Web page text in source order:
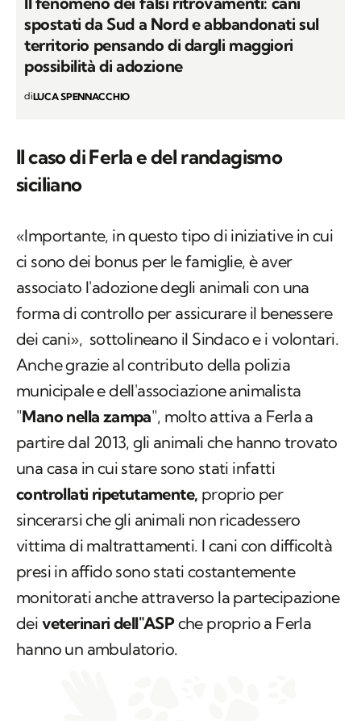
spostati da Sud a Nord e abbandonati sul
territorio pensando di dargli maggiori
possibilità di adozione
diLUCA SPENNACCHIO
Il caso di Ferla e del randagismo
siciliano
«Importante, in questo tipo di iniziative in cui
ci sono dei bonus per le famiglie, è aver
associato l'adozione degli animali con una
forma di controllo per assicurare il benessere
dei cani», sottolineano il Sindaco e i volontari.
Anche grazie al contributo della polizia
municipale e dell'associazione animalista
"Mano nella zampa", molto attiva a Ferla a
partire dal 2013, gli animali che hanno trovato
una casa in cui stare sono stati infatti
controllati ripetutamente, proprio per
sincerarsi che gli animali non ricadessero
vittima di maltrattamenti. I cani con difficoltà
presi in affido sono stati costantemente
monitorati anche attraverso la partecipazione
dei veterinari dell"ASPche proprio a Ferla
hanno un ambulatorio.